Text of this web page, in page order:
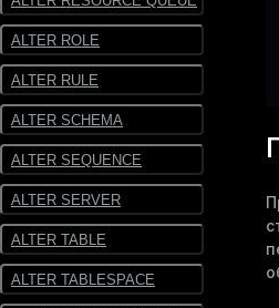
ALTER ROLE
ALTER RULE
ALTER SCHEMA
ALTER SEQUENCE
ALTER SERVER
ALTER TABLE
ALTER TABLESPACE